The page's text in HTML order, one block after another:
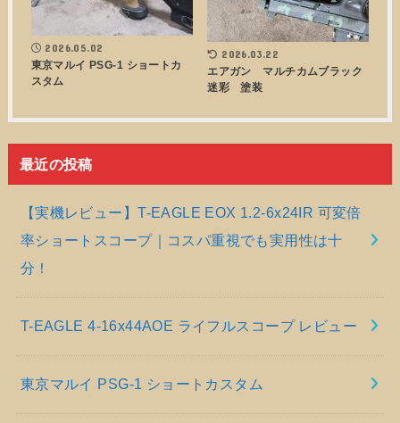
2026.05.02
東京マルイ PSG-1 ショートカ
スタム
2026.03.22
エアガン マルチカムブラック
迷彩 塗装
最近の投稿
【実機レビュー】T-EAGLE EOX 1.2-6x24IR 可変倍
率ショートスコープ｜コスパ重視でも実用性は十
分！
T-EAGLE 4-16x44AOE ライフルスコープ レビュー
東京マルイ PSG-1 ショートカスタム